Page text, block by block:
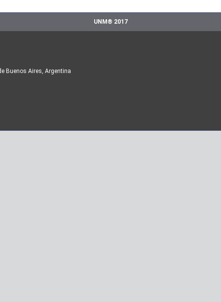
UNM® 2017
Buenos Aires, Argentina